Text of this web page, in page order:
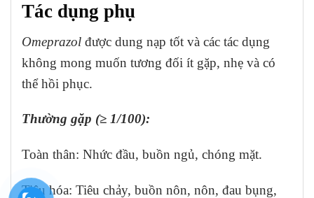
Tác dụng phụ
Omeprazol được dung nạp tốt và các tác dụng
không mong muốn tương đối ít gặp, nhẹ và có
thể hồi phục.
Thường gặp (≥ 1/100):
Toàn thân: Nhức đầu, buồn ngủ, chóng mặt.
Tiêu hóa: Tiêu chảy, buồn nôn, nôn, đau bụng,